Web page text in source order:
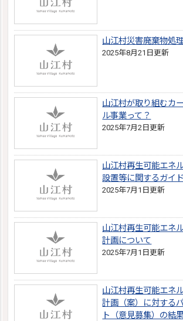
山江村災害廃棄物処
2025年8月21日更新
山江村が取り組むカ
ル事業って？
2025年7月2日更新
山江村再生可能エネ
設置等に関するガイ
2025年7月1日更新
山江村再生可能エネ
計画について
2025年7月1日更新
山江村再生可能エネ
計画（案）に対する
ト（意見募集）の結